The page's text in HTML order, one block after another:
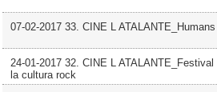
07-02-2017 33. CINE L
24-01-2017 32. CINE L
la cultura rock